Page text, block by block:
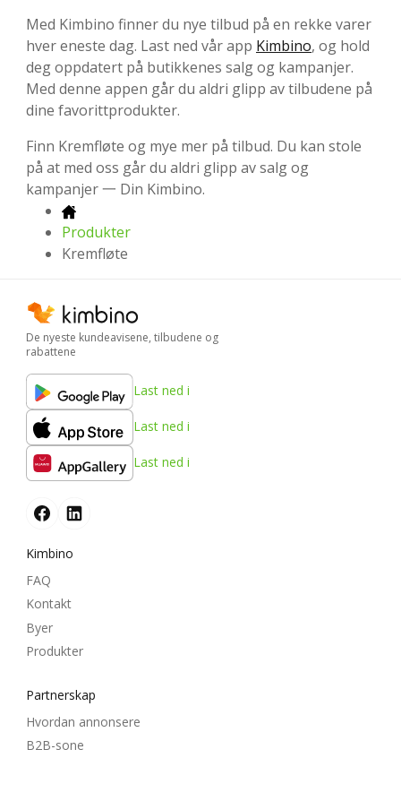
Med Kimbino finner du nye tilbud på en rekke varer
hver eneste dag. Last ned vår app Kimbino, og hold
deg oppdatert på butikkenes salg og kampanjer.
Med denne appen går du aldri glipp av tilbudene på
dine favorittprodukter.
Finn Kremfløte og mye mer på tilbud. Du kan stole
på at med oss går du aldri glipp av salg og
kampanjer 一 Din Kimbino.
Produkter
Kremfløte
De nyeste kundeavisene, tilbudene og
rabattene
Last ned i
Last ned i
Last ned i
Kimbino
FAQ
Kontakt
Byer
Produkter
Partnerskap
Hvordan annonsere
B2B-sone